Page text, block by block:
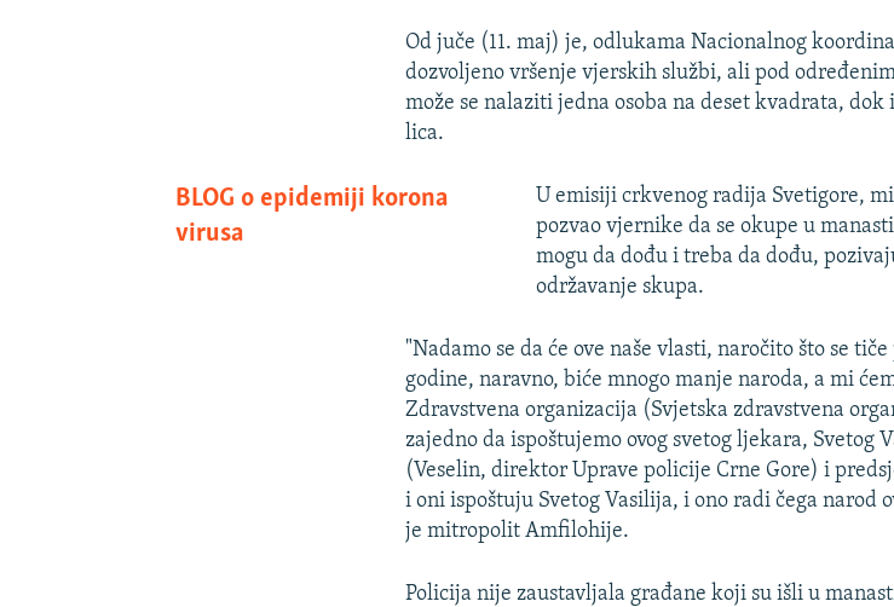
Od juče (11. maj) je, odlukama Nacionalnog
dozvoljeno vršenje vjerskih službi, ali pod
može se nalaziti jedna osoba na deset kvadrata,
lica.
BLOG o epidemiji korona
virusa
U emisiji crkvenog radija Svetigore,
pozvao vjernike da se okupe u
mogu da dođu i treba da dođu,
održavanje skupa.
"Nadamo se da će ove naše vlasti, naročito što se
godine, naravno, biće mnogo manje naroda, a mi
Zdravstvena organizacija (Svjetska zdravstvena
zajedno da ispoštujemo ovog svetog ljekara, Svetog
(Veselin, direktor Uprave policije Crne Gore) i
i oni ispoštuju Svetog Vasilija, i ono radi čega narod
je mitropolit Amfilohije.
Policija nije zaustavljala građane koji su išli u